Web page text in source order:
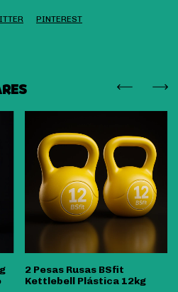
PINTEREST
2 Pesas Rusas BSfit
Kettlebell Plástica 12kg